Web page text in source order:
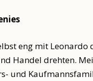
eng mit Leonardo
Handel drehten.
und